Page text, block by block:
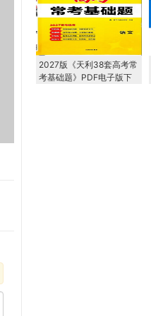
2027版《天利38套高考常
考基础题》PDF电子版下